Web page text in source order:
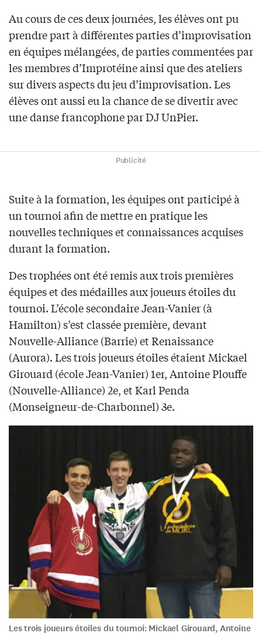
Au cours de ces deux journées, les élèves ont pu
prendre part à différentes parties d’improvisation
en équipes mélangées, de parties commentées par
les membres d’Improtéine ainsi que des ateliers
sur divers aspects du jeu d’improvisation. Les
élèves ont aussi eu la chance de se divertir avec
une danse francophone par DJ UnPier.
Publicité
Suite à la formation, les équipes ont participé à
un tournoi afin de mettre en pratique les
nouvelles techniques et connaissances acquises
durant la formation.
Des trophées ont été remis aux trois premières
équipes et des médailles aux joueurs étoiles du
tournoi. L’école secondaire Jean-Vanier (à
Hamilton) s’est classée première, devant
Nouvelle-Alliance (Barrie) et Renaissance
(Aurora). Les trois joueurs étoiles étaient Mickael
Girouard (école Jean-Vanier) 1er, Antoine Plouffe
(Nouvelle-Alliance) 2e, et Karl Penda
(Monseigneur-de-Charbonnel) 3e.
Les trois joueurs étoiles du tournoi: Mickael Girouard, Antoine